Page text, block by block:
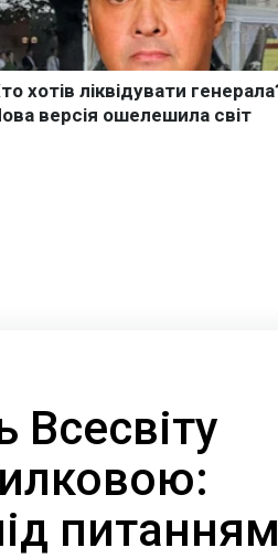
Всесвіту
питанням